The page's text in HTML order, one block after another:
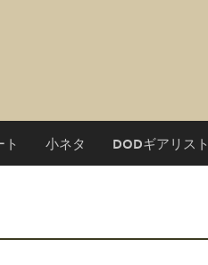
ト 小ネタ DODギアリスト